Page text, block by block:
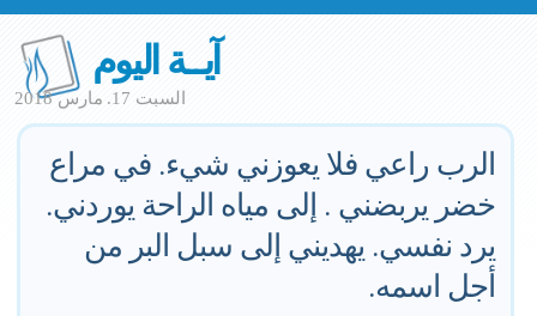
آيــة اليوم
السبت 17. مارس 2018
الرب راعي فلا يعوزني شيء. في مراع
خضر يربضني . إلى مياه الراحة يوردني.
يرد نفسي. يهديني إلى سبل البر من
أجل اسمه.